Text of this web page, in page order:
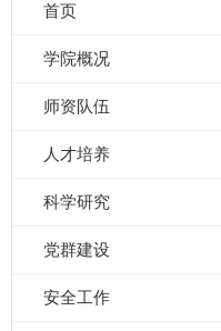
首页
学院概况
师资队伍
人才培养
科学研究
党群建设
安全工作